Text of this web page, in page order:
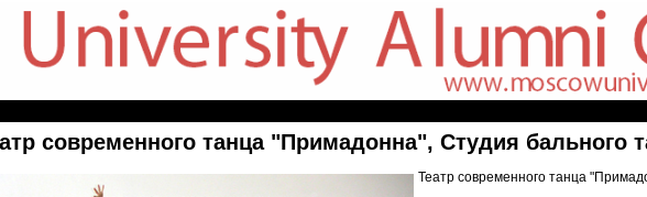
современного танца "Примадонна", Студия
Театр современного танца